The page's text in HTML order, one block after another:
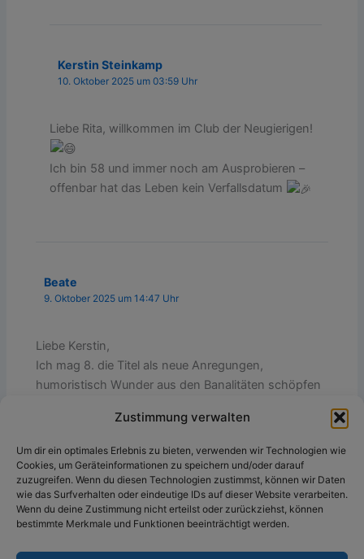
Zustimmung verwalten
Um dir ein optimales Erlebnis zu bieten, verwenden wir Technologien wie
Cookies, um Geräteinformationen zu speichern und/oder darauf
zuzugreifen. Wenn du diesen Technologien zustimmst, können wir Daten
wie das Surfverhalten oder eindeutige IDs auf dieser Website verarbeiten.
Wenn du deine Zustimmung nicht erteilst oder zurückziehst, können
bestimmte Merkmale und Funktionen beeinträchtigt werden.
Kerstin Steinkamp
10. Oktober 2025 um 03:59 Uhr
Liebe Rita, willkommen im Club der Neugierigen!
Ich bin 58 und immer noch am Ausprobieren –
offenbar hat das Leben kein Verfallsdatum
Beate
9. Oktober 2025 um 14:47 Uhr
Liebe Kerstin,
Ich mag 8. die Titel als neue Anregungen,
humoristisch Wunder aus den Banalitäten schöpfen
Beate
Die Kommentare sind geschlossen.